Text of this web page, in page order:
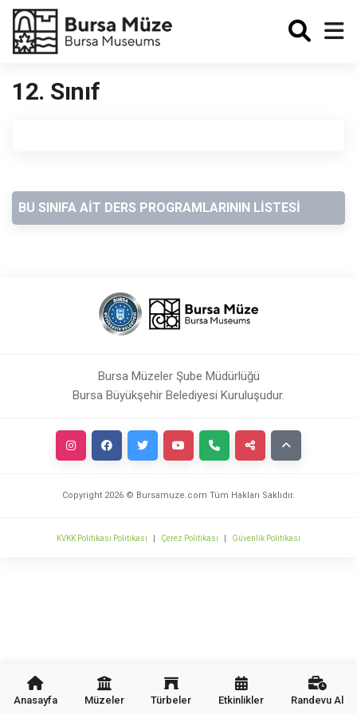
Enabled
12. Sınıf
BU SINIFA AİT DERS PROGRAMLARININ LİSTESİ
Bursa Müzeler Şube Müdürlüğü
Bursa Büyükşehir Belediyesi Kuruluşudur.
Copyright 2026 © Bursamuze.com Tüm Hakları Saklıdır.
KVKK Politikası Politikası Çerez Politikası Güvenlik Politikası
Anasayfa Müzeler Türbeler Etkinlikler Randevu Al